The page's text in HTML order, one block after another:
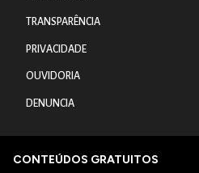
TRANSPARÊNCIA
PRIVACIDADE
OUVIDORIA
DENUNCIA
CONTEÚDOS GRATUITOS